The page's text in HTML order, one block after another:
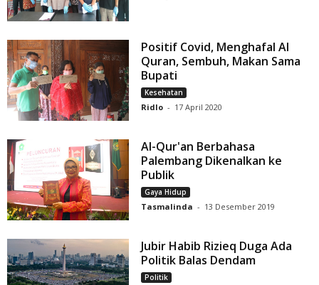
Positif Covid, Menghafal Al
Quran, Sembuh, Makan Sama
Bupati
Kesehatan
Ridlo - 17 April 2020
Al-Qur'an Berbahasa
Palembang Dikenalkan ke
Publik
Gaya Hidup
Tasmalinda - 13 Desember 2019
Jubir Habib Rizieq Duga Ada
Politik Balas Dendam
Politik